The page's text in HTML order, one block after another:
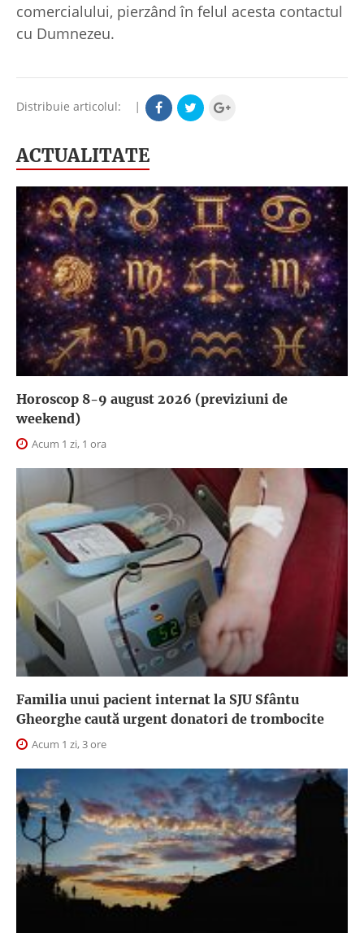
comercialului, pierzând în felul acesta contactul
cu Dumnezeu.
Distribuie articolul: |
ACTUALITATE
Horoscop 8-9 august 2026 (previziuni de
weekend)
Acum 1 zi, 1 ora
Familia unui pacient internat la SJU Sfântu
Gheorghe caută urgent donatori de trombocite
Acum 1 zi, 3 ore